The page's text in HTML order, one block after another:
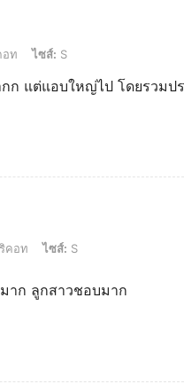
ส์: S
อท ไซส์: S
ก แต่แอบใหญ่ไป โดยรวมป
ซส์: S
คอท ไซส์: S
าก ลูกสาวชอบมาก